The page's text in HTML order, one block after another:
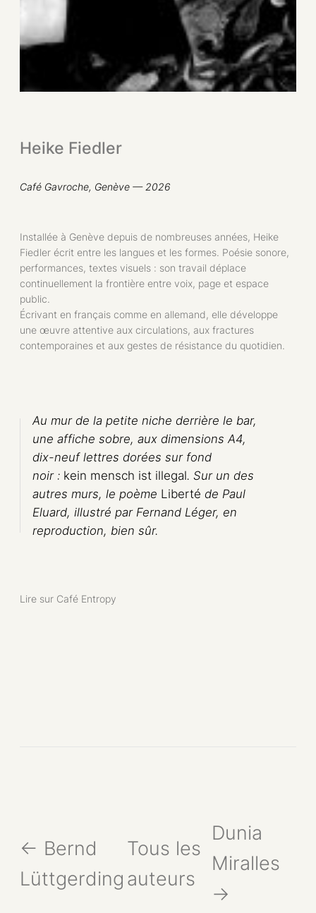
Heike Fiedler
Café Gavroche, Genève — 2026
Installée à Genève depuis de nombreuses années, Heike
Fiedler écrit entre les langues et les formes. Poésie sonore,
performances, textes visuels : son travail déplace
continuellement la frontière entre voix, page et espace
public.
Écrivant en français comme en allemand, elle développe
une œuvre attentive aux circulations, aux fractures
contemporaines et aux gestes de résistance du quotidien.
Au mur de la petite niche derrière le bar,
une affiche sobre, aux dimensions A4,
dix-neuf lettres dorées sur fond
noir : kein mensch ist illegal. Sur un des
autres murs, le poème Liberté de Paul
Eluard, illustré par Fernand Léger, en
reproduction, bien sûr.
Lire sur Café Entropy
← Bernd
Lüttgerding
Tous les
auteurs
Dunia
Miralles
→